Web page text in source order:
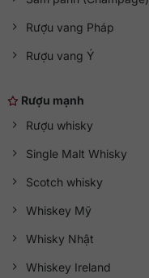
Rượu vang Pháp
Rượu vang Ý
Rượu mạnh
Rượu whisky
Single Malt Whisky
Scotch whisky
Whiskey Mỹ
Whisky Nhật
Whiskey Ireland